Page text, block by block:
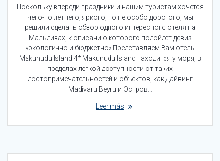
Поскольку впереди праздники и нашим туристам хочется
чего-то летнего, яркого, но не особо дорогого, мы
решили сделать обзор одного интересного отеля на
Мальдивах, к описанию которого подойдет девиз
«экологично и бюджетно».Представляем Вам отель
Makunudu Island 4*!Makunudu Island находится у моря, в
пределах легкой доступности от таких
достопримечательностей и объектов, как Дайвинг
Madivaru Beyru и Остров…
Leer más